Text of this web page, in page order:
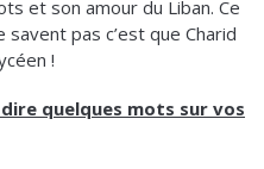
et son amour du Liban. Ce
pas c’est que Charid
!
dire quelques mots sur vos